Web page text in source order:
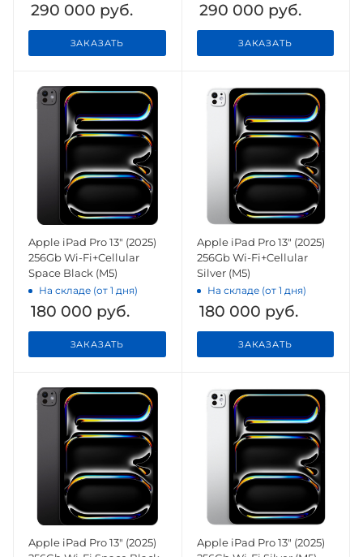
290 000 руб.
ЗАКАЗАТЬ
290 000 руб.
ЗАКАЗАТЬ
Apple iPad Pro 13" (2025)
256Gb Wi-Fi+Cellular
Space Black (M5)
На складе (от 1 дня)
180 000 руб.
ЗАКАЗАТЬ
Apple iPad Pro 13" (2025)
256Gb Wi-Fi+Cellular
Silver (M5)
На складе (от 1 дня)
180 000 руб.
ЗАКАЗАТЬ
Apple iPad Pro 13" (2025)
Apple iPad Pro 13" (2025)